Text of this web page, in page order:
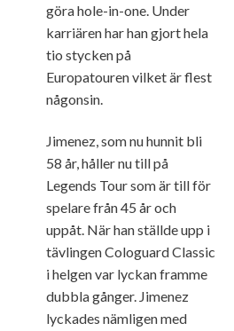
göra hole-in-one. Under
karriären har han gjort hela
tio stycken på
Europatouren vilket är flest
någonsin.
Jimenez, som nu hunnit bli
58 år, håller nu till på
Legends Tour som är till för
spelare från 45 år och
uppåt. När han ställde upp i
tävlingen Cologuard Classic
i helgen var lyckan framme
dubbla gånger. Jimenez
lyckades nämligen med